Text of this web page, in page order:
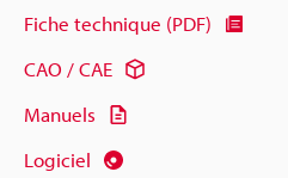
Fiche technique (PDF)
CAO / CAE
Manuels
Logiciel